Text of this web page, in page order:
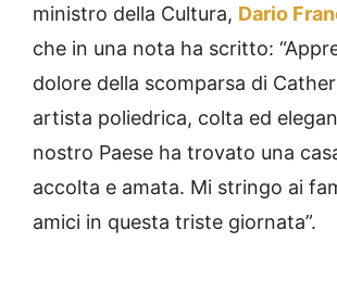
ministro della Cultura, Dario
che in una nota ha scritto:
dolore della scomparsa di
artista poliedrica, colta ed
nostro Paese ha trovato una
accolta e amata. Mi stringo ai
amici in questa triste giornata”.